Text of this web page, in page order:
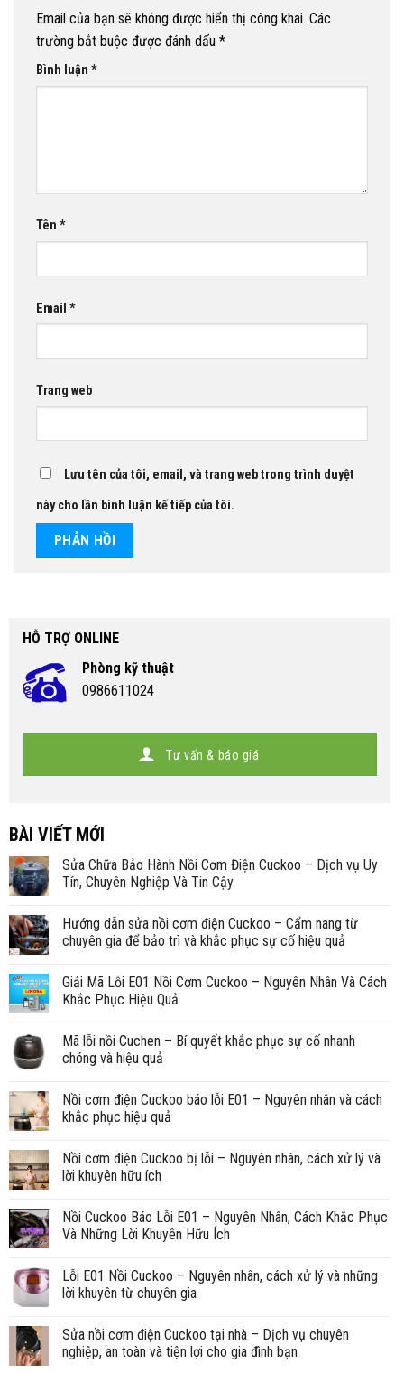
Email của bạn sẽ không được hiển thị công khai. Các
trường bắt buộc được đánh dấu *
Bình luận *
Tên *
Email *
Trang web
Lưu tên của tôi, email, và trang web trong trình duyệt
này cho lần bình luận kế tiếp của tôi.
HỖ TRỢ ONLINE
Phòng kỹ thuật
0986611024
Tư vấn & báo giá
BÀI VIẾT MỚI
Sửa Chữa Bảo Hành Nồi Cơm Điện Cuckoo – Dịch vụ Uy
Tín, Chuyên Nghiệp Và Tin Cậy
Hướng dẫn sửa nồi cơm điện Cuckoo – Cẩm nang từ
chuyên gia để bảo trì và khắc phục sự cố hiệu quả
Giải Mã Lỗi E01 Nồi Cơm Cuckoo – Nguyên Nhân Và Cách
Khắc Phục Hiệu Quả
Mã lỗi nồi Cuchen – Bí quyết khắc phục sự cố nhanh
chóng và hiệu quả
Nồi cơm điện Cuckoo báo lỗi E01 – Nguyên nhân và cách
khắc phục hiệu quả
Nồi cơm điện Cuckoo bị lỗi – Nguyên nhân, cách xử lý và
lời khuyên hữu ích
Nồi Cuckoo Báo Lỗi E01 – Nguyên Nhân, Cách Khắc Phục
Và Những Lời Khuyên Hữu Ích
Lỗi E01 Nồi Cuckoo – Nguyên nhân, cách xử lý và những
lời khuyên từ chuyên gia
Sửa nồi cơm điện Cuckoo tại nhà – Dịch vụ chuyên
nghiệp, an toàn và tiện lợi cho gia đình bạn